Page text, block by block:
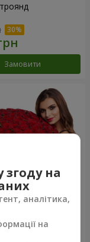
Замовити
троянда
на
аналітика,
на